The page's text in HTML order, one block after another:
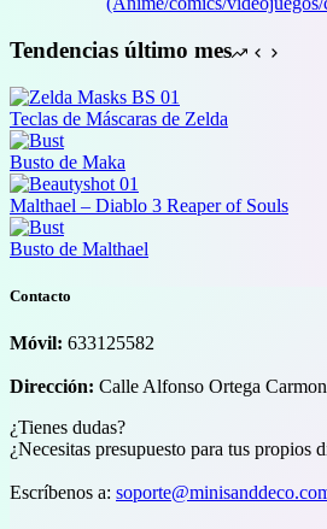
Tendencias último mes
Teclas de Máscaras de Zelda
Busto de Maka
Malthael – Diablo 3 Reaper of Souls
Busto de Malthael
Contacto
Móvil: 633125582
Dirección: Calle Alfonso Ortega
¿Tienes dudas?
¿Necesitas presupuesto para tus propios
Escríbenos a: